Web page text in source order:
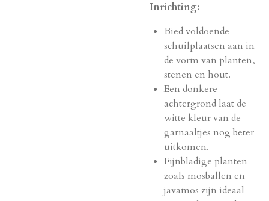
Inrichting:
Bied voldoende
schuilplaatsen aan in
de vorm van planten,
stenen en hout.
Een donkere
achtergrond laat de
witte kleur van de
garnaaltjes nog beter
uitkomen.
Fijnbladige planten
zoals mosballen en
javamos zijn ideaal